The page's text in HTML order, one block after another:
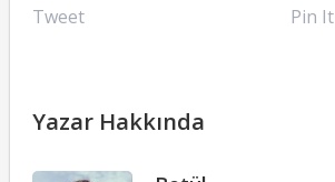
Tweet Pin It
Yazar Hakkında